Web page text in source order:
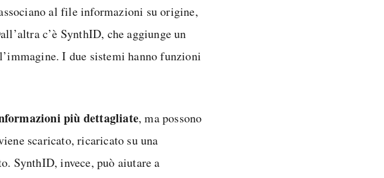
al file informazioni su origine,
c’è SynthID, che aggiunge un
I due sistemi hanno funzioni
più dettagliate, ma possono
scaricato, ricaricato su una
SynthID, invece, può aiutare a